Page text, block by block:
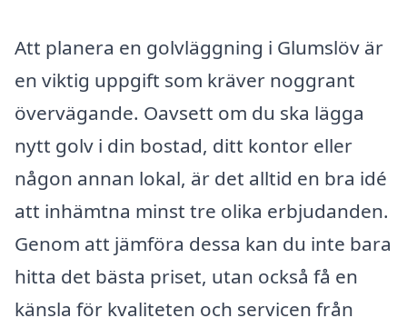
Att planera en golvläggning i Glumslöv är
en viktig uppgift som kräver noggrant
övervägande. Oavsett om du ska lägga
nytt golv i din bostad, ditt kontor eller
någon annan lokal, är det alltid en bra idé
att inhämtna minst tre olika erbjudanden.
Genom att jämföra dessa kan du inte bara
hitta det bästa priset, utan också få en
känsla för kvaliteten och servicen från